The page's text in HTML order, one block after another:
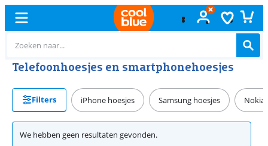
Telefoonhoesjes en smartphonehoesjes
Filters iPhone hoesjes Samsung hoesjes Nokia
We hebben geen resultaten gevonden.